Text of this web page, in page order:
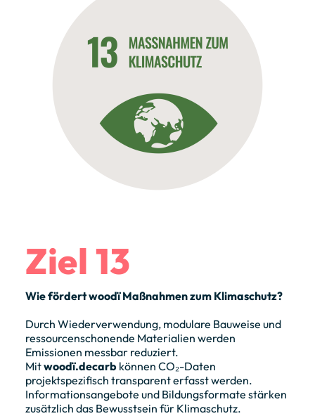
Ziel 13
Wie fördert woodï Maßnahmen zum Klimaschutz?
Durch Wiederverwendung, modulare Bauweise und
ressourcenschonende Materialien werden
Emissionen messbar reduziert.
Mitwoodï.decarbkönnen CO₂-Daten
projektspezifisch transparent erfasst werden.
Informationsangebote und Bildungsformate stärken
zusätzlich das Bewusstsein für Klimaschutz.